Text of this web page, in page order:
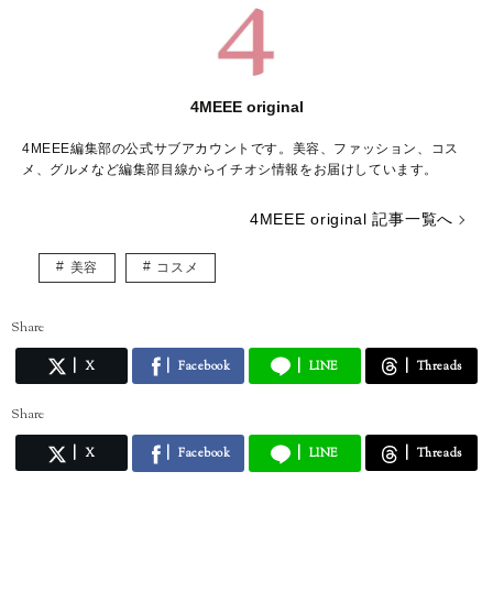
4MEEE original
4MEEE編集部の公式サブアカウントです。美容、ファッション、コス
メ、グルメなど編集部目線からイチオシ情報をお届けしています。
4MEEE original 記事一覧へ
美容 コスメ
Share
X Facebook LINE Threads
Share
X Facebook LINE Threads